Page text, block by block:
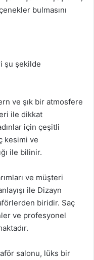
bulmasını
şu şekilde
ve şık bir atmosfere
ile dikkat
için çeşitli
kesimi ve
ile bilinir.
ve müşteri
ile Dizayn
biridir. Saç
ve profesyonel
salonu, lüks bir